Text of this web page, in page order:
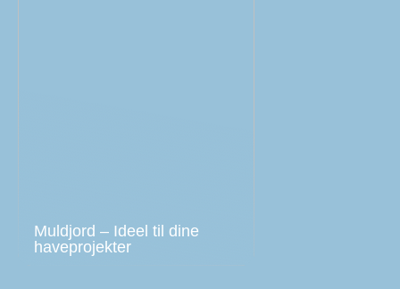
Muldjord – Ideel til dine
haveprojekter